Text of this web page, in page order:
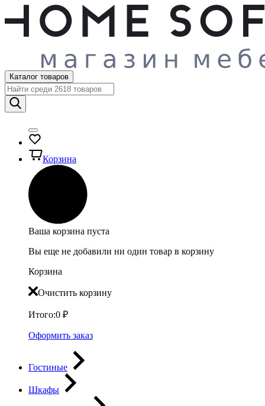
Каталог товаров
Корзина
Ваша корзина пуста
Вы еще не добавили ни один товар в корзину
Корзина
Очистить корзину
Итого:0 ₽
Оформить заказ
Гостиные
Шкафы